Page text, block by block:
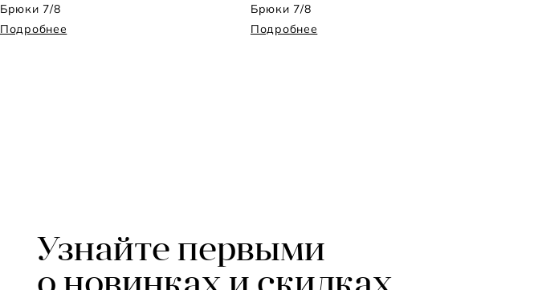
Брюки 7/8
Подробнее
Брюки 7/8
Подробнее
Узнайте первыми